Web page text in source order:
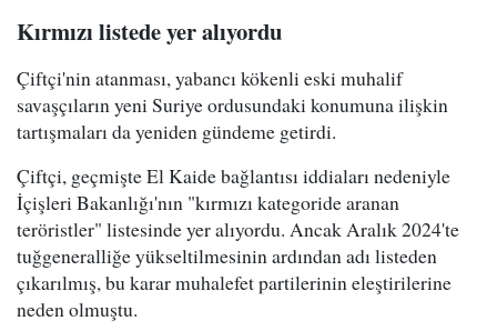
Kırmızı listede yer alıyordu
Çiftçi'nin atanması, yabancı kökenli eski muhalif
savaşçıların yeni Suriye ordusundaki konumuna ilişkin
tartışmaları da yeniden gündeme getirdi.
Çiftçi, geçmişte El Kaide bağlantısı iddiaları nedeniyle
İçişleri Bakanlığı'nın "kırmızı kategoride aranan
teröristler" listesinde yer alıyordu. Ancak Aralık 2024'te
tuğgeneralliğe yükseltilmesinin ardından adı listeden
çıkarılmış, bu karar muhalefet partilerinin eleştirilerine
neden olmuştu.